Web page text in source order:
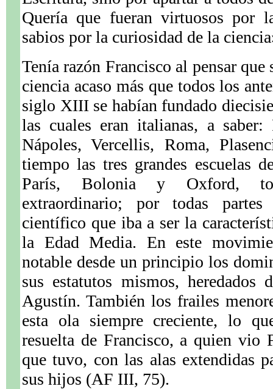
Quería que fueran virtuosos por
sabios por la curiosidad de la
Tenía razón Francisco al pensar que
ciencia acaso más que todos los
siglo XIII se habían fundado
las cuales eran italianas, a saber:
Nápoles, Vercellis, Roma,
tiempo las tres grandes escuelas
París, Bolonia y Oxford,
extraordinario; por todas
científico que iba a ser la
la Edad Media. En este
notable desde un principio los
sus estatutos mismos, heredados
Agustín. También los frailes
esta ola siempre creciente, lo
resuelta de Francisco, a quien vio
que tuvo, con las alas extendidas
sus hijos (AF III, 75).